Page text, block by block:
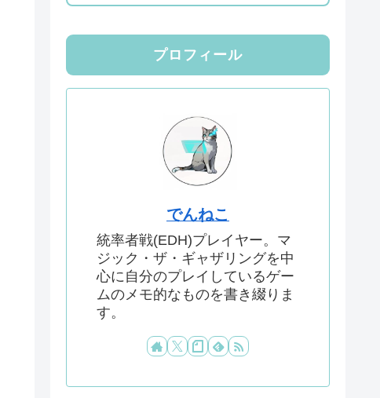
プロフィール
でんねこ
統率者戦(EDH)プレイヤー。マ
ジック・ザ・ギャザリングを中
心に自分のプレイしているゲー
ムのメモ的なものを書き綴りま
す。